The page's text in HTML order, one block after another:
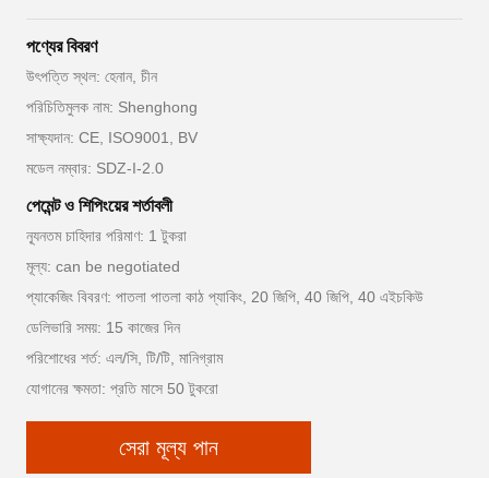
পণ্যের বিবরণ
উৎপত্তি স্থল: হেনান, চীন
পরিচিতিমুলক নাম: Shenghong
সাক্ষ্যদান: CE, ISO9001, BV
মডেল নম্বার: SDZ-I-2.0
পেমেন্ট ও শিপিংয়ের শর্তাবলী
ন্যূনতম চাহিদার পরিমাণ: 1 টুকরা
মূল্য: can be negotiated
প্যাকেজিং বিবরণ: পাতলা পাতলা কাঠ প্যাকিং, 20 জিপি, 40 জিপি, 40 এইচকিউ
ডেলিভারি সময়: 15 কাজের দিন
পরিশোধের শর্ত: এল/সি, টি/টি, মানিগ্রাম
যোগানের ক্ষমতা: প্রতি মাসে 50 টুকরো
সেরা মূল্য পান